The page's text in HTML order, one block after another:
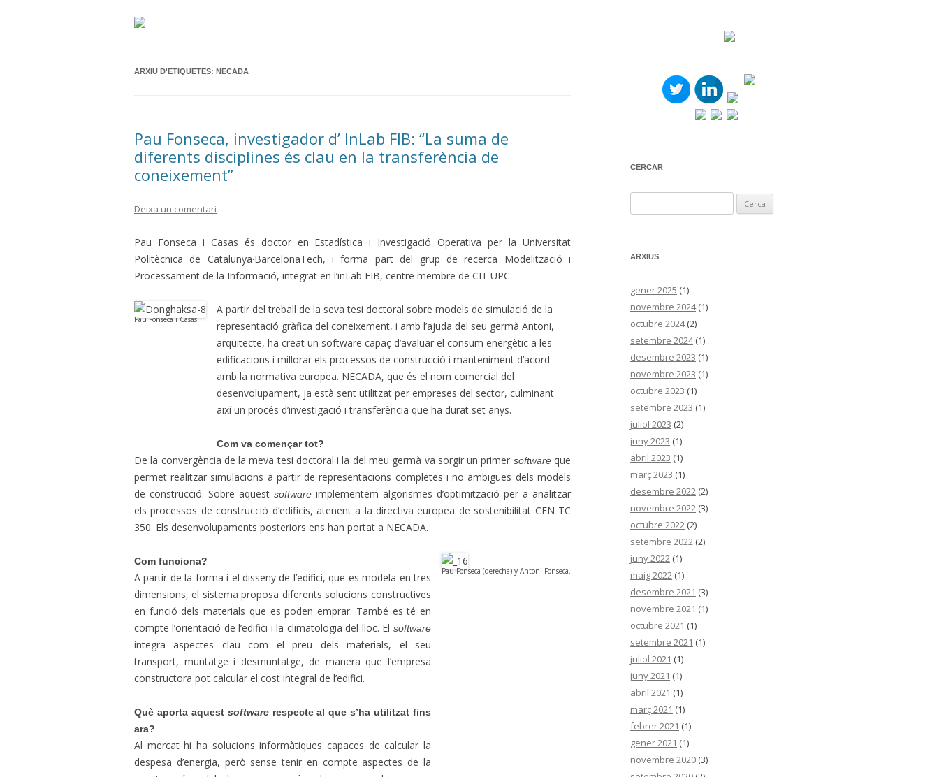
ARXIU D'ETIQUETES: NECADA
Pau Fonseca, investigador d’ InLab FIB: “La suma de
diferents disciplines és clau en la transferència de
coneixement”
Deixa un comentari
Pau Fonseca i Casas és doctor en Estadística i Investigació Operativa per la Universitat
Politècnica de Catalunya·BarcelonaTech, i forma part del grup de recerca Modelització i
Processament de la Informació, integrat en l’inLab FIB, centre membre de CIT UPC.
Pau Fonseca i Casas
A partir del treball de la seva tesi doctoral sobre models de simulació de la
representació gràfica del coneixement, i amb l’ajuda del seu germà Antoni,
arquitecte, ha creat un software capaç d’avaluar el consum energètic a les
edificacions i millorar els processos de construcció i manteniment d’acord
amb la normativa europea. NECADA, que és el nom comercial del
desenvolupament, ja està sent utilitzat per empreses del sector, culminant
així un procés d’investigació i transferència que ha durat set anys.
Com va començar tot?
De la convergència de la meva tesi doctoral i la del meu germà va sorgir un primer softwareque
permet realitzar simulacions a partir de representacions completes i no ambigües dels models
de construcció. Sobre aquest software implementem algorismes d’optimització per a analitzar
els processos de construcció d’edificis, atenent a la directiva europea de sostenibilitat CEN TC
350. Els desenvolupaments posteriors ens han portat a NECADA.
Pau Fonseca (derecha) y Antoni Fonseca.
Com funciona?
A partir de la forma i el disseny de l’edifici, que es modela en tres
dimensions, el sistema proposa diferents solucions constructives
en funció dels materials que es poden emprar. També es té en
compte l’orientació de l’edifici i la climatologia del lloc. El software
integra aspectes clau com el preu dels materials, el seu
transport, muntatge i desmuntatge, de manera que l’empresa
constructora pot calcular el cost integral de l’edifici.
Què aporta aquest softwarerespecte al que s’ha utilitzat fins
ara?
Al mercat hi ha solucions informàtiques capaces de calcular la
despesa d’energia, però sense tenir en compte aspectes de la
CERCAR
ARXIUS
gener 2025 (1)
novembre 2024(1)
octubre 2024(2)
setembre 2024(1)
desembre 2023 (1)
novembre 2023 (1)
octubre 2023 (1)
setembre 2023 (1)
juliol 2023 (2)
juny 2023 (1)
abril 2023 (1)
març 2023 (1)
desembre 2022 (2)
novembre 2022 (3)
octubre 2022 (2)
setembre 2022 (2)
juny 2022 (1)
maig 2022 (1)
desembre 2021 (3)
novembre 2021 (1)
octubre 2021 (1)
setembre 2021 (1)
juliol 2021 (1)
juny 2021 (1)
abril 2021 (1)
març 2021 (1)
febrer 2021 (1)
gener 2021 (1)
novembre 2020 (3)